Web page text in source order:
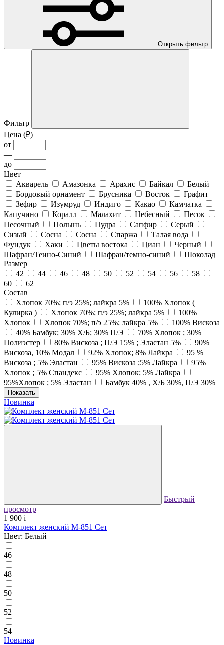
Открыть фильтр
Фильтр
Цена (₽)
от
—
до
Цвет
Акварель
Амазонка Арахис Байкал
Белый
Бордовый орнамент
Брусника Восток
Графит
Зефир
Изумруд Индиго Какао
Камчатка
Капучино
Коралл Малахит Небесный
Песок
Песочный
Полынь Пудра Сапфир
Серый
Сизый
Сосна Сосна Спаржа
Талая вода
Фундук
Хаки Цветы востока Циан
Черный
Шафран/Теино-Синий
Шафран/темно-синий
Шоколад
Размер
42
44 46 48 50 52 54 56
58
60
62
Состав
Хлопок 70%; п/э 25%; лайкра 5%
100% Хлопок (
Кулирка )
Хлопок 70%; п/э 25%; лайкра 5%
100%
Хлопок
Хлопок 70%; п/э 25%; лайкра 5%
100% Вискоза
40% Бамбук; 30% Х/Б; 30% П/Э
70% Хлопок ; 30%
Полиэстер
80% Вискоза ; П/Э 15% ; Эластан 5%
90%
Вискоза, 10% Модал
92% Хлопок; 8% Лайкра
95 %
Вискоза ; 5% Эластан
95% Вискоза ;5% Лайкра
95%
Хлопок ; 5% Спандекс
95% Хлопок; 5% Лайкра
95%Хлопок ; 5% Эластан
Бамбук 40% , Х/Б 30%, П/Э 30%
Показать
Новинка
Быстрый
просмотр
1 900 i
Комплект женский М-851 Сет
Цвет: Белый
46
48
50
52
54
Новинка